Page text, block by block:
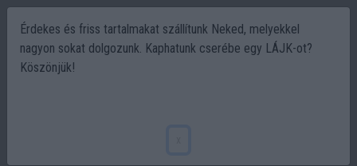
Érdekes és friss tartalmakat szállítunk Neked, melyekkel
nagyon sokat dolgozunk. Kaphatunk cserébe egy LÁJK-ot?
Köszönjük!